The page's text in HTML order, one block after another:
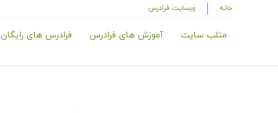
خانه وبسایت فرادرس
متلب سایت آموزش های فرادرس فرادرس های رایگان